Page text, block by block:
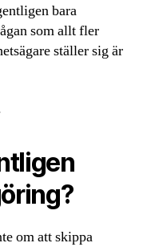
bara
som allt fler
ställer sig är
om att skippa